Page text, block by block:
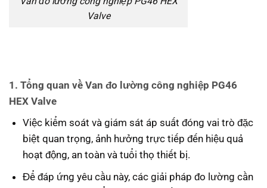
Valve
1. Tổng quan về Van đo lường công nghiệp PG46
HEX Valve
Việc kiểm soát và giám sát áp suất đóng vai trò đặc
biệt quan trọng, ảnh hưởng trực tiếp đến hiệu quả
hoạt động, an toàn và tuổi thọ thiết bị.
Để đáp ứng yêu cầu này, các giải pháp đo lường cần